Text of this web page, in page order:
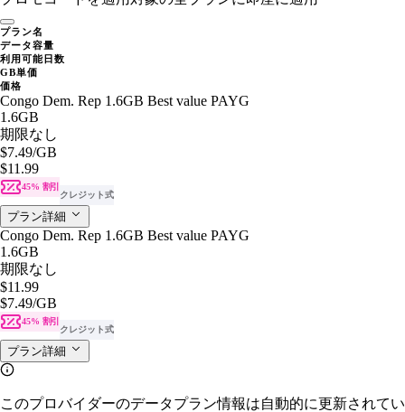
プラン名
データ容量
利用可能日数
GB単価
価格
Congo Dem. Rep 1.6GB Best value PAYG
1.6GB
期限なし
$7.49/GB
$11.99
45% 割引
クレジット式
プラン詳細
Congo Dem. Rep 1.6GB Best value PAYG
1.6GB
期限なし
$11.99
$7.49/GB
45% 割引
クレジット式
プラン詳細
このプロバイダーのデータプラン情報は自動的に更新されてい